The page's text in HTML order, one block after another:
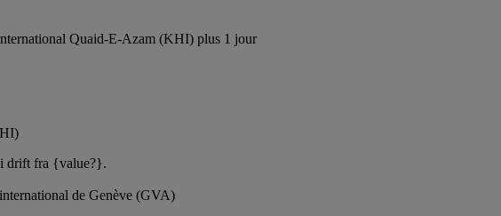
Quaid-E-Azam (KHI) plus 1 jour
i drift fra {value?}.
de Genève (GVA)